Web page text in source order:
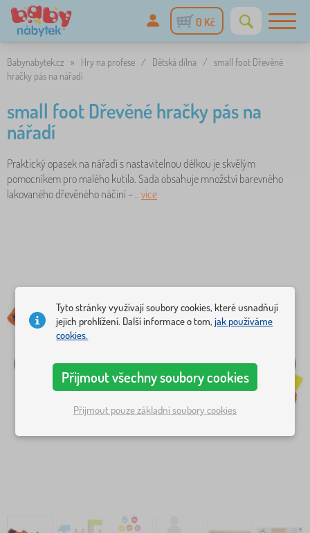
0 Kč
Babynabytek.cz » Hry na profese / Dětská dílna /
small foot Dřevěné
hračky pás na nářadí
small foot Dřevěné hračky pás na
nářadí
Praktický opasek na nářadí s nastavitelnou délkou je skvělým
pomocníkem pro malého kutila. Sada obsahuje množství barevného
lakovaného dřevěného náčiní – .. více
Tyto stránky využívají soubory cookies, které usnadňují
jejich prohlížení. Další informace o tom,jak používáme
cookies.
Přijmout všechny soubory cookies
Přijmout pouze základní soubory cookies